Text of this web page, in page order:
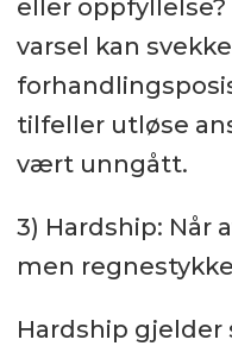
eller
varsel kan svekke
tilfeller utløse
vært unngått.
3) Hardship: Når
men
Hardship